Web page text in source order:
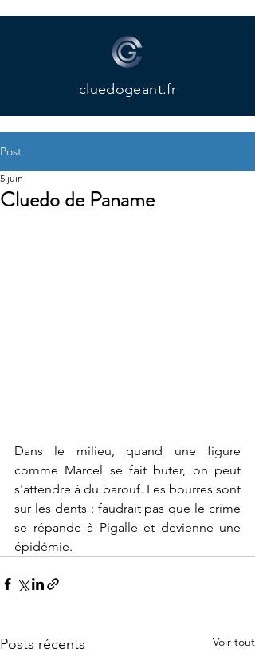
cluedogeant.fr
Post
Cluedo de Paname
5 juin
Dans le milieu, quand une figure
comme Marcel se fait buter, on peut
s'attendre à du barouf. Les bourres sont
sur les dents : faudrait pas que le crime
se répande à Pigalle et devienne une
épidémie.
Posts récents Voir tout